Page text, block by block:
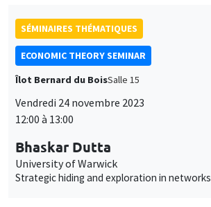
SÉMINAIRES THÉMATIQUES
ECONOMIC THEORY SEMINAR
Îlot Bernard du BoisSalle 15
Vendredi 24 novembre 2023
12:00 à 13:00
Bhaskar Dutta
University of Warwick
Strategic hiding and exploration in networks